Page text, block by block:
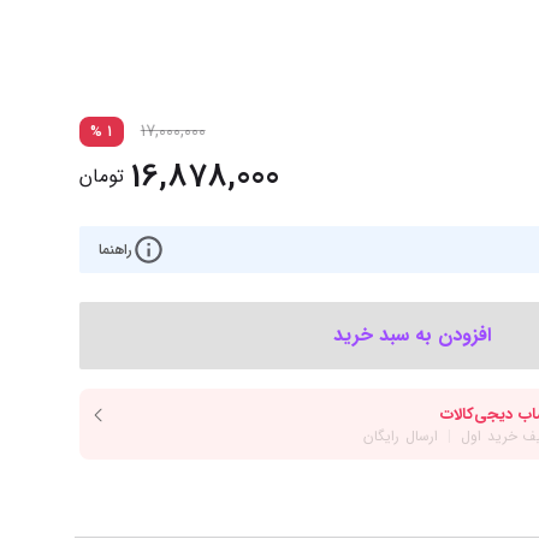
17,000,000
1
%
16,878,000 تومان
راهنما
افزودن به سبد خرید